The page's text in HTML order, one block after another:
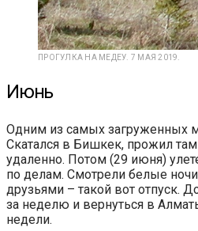
ПРОГУЛКА НА МЕДЕУ. 7 МАЯ 2019.
Июнь
Одним из самых загруженных
Скатался в Бишкек, прожил
удаленно. Потом (29 июня)
по делам. Смотрели белые
друзьями – такой вот отпуск.
за неделю и вернуться в
недели.